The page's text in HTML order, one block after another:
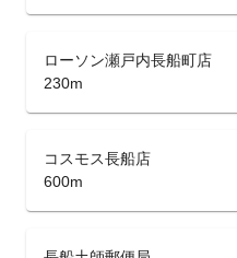
ローソン瀬戸内長船町店
230m
コスモス長船店
600m